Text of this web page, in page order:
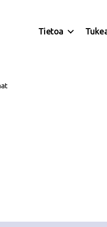
Tietoa